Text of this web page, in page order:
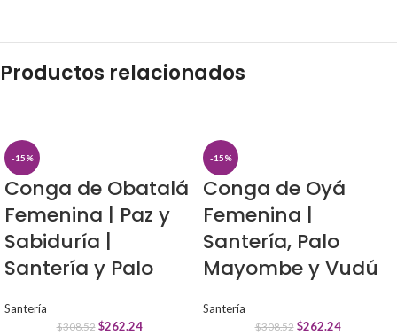
Productos relacionados
-15%
Conga de Obatalá
Femenina | Paz y
Sabiduría |
Santería y Palo
Santería
$308.52 $262.24
-15%
Conga de Oyá
Femenina |
Santería, Palo
Mayombe y Vudú
Santería
$308.52 $262.24